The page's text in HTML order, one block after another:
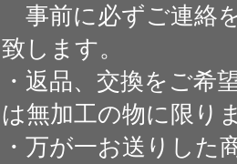
事前に必ずご連絡
致します。
・返品、交換をご希
は無加工の物に限り
・万が一お送りした